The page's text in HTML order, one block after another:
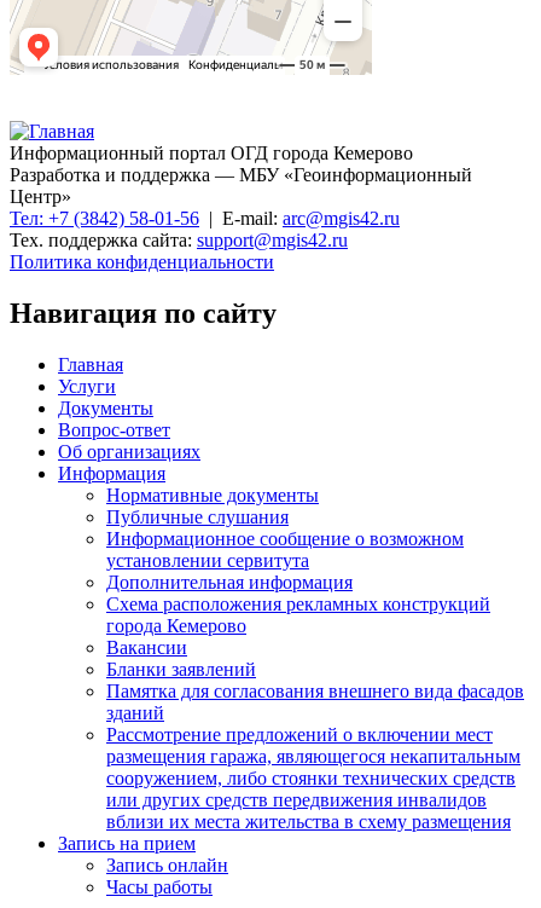
Информационный портал ОГД города Кемерово
Разработка и поддержка — МБУ «Геоинформационный
Центр»
Тел: +7 (3842) 58-01-56 | E-mail: arc@mgis42.ru
Тех. поддержка сайта: support@mgis42.ru
Политика конфиденциальности
Навигация по сайту
Главная
Услуги
Документы
Вопрос-ответ
Об организациях
Информация
Нормативные документы
Публичные слушания
Информационное сообщение о возможном
установлении сервитута
Дополнительная информация
Схема расположения рекламных конструкций
города Кемерово
Вакансии
Бланки заявлений
Памятка для согласования внешнего вида фасадов
зданий
Рассмотрение предложений о включении мест
размещения гаража, являющегося некапитальным
сооружением, либо стоянки технических средств
или других средств передвижения инвалидов
вблизи их места жительства в схему размещения
Запись на прием
Запись онлайн
Часы работы